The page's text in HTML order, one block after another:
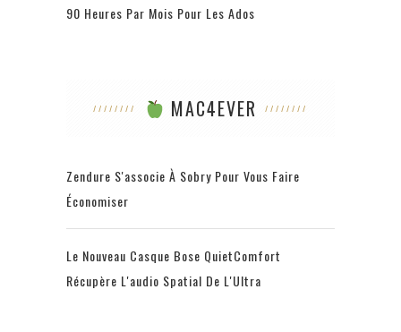
90 Heures Par Mois Pour Les Ados
MAC4EVER
Zendure S'associe À Sobry Pour Vous Faire
Économiser
Le Nouveau Casque Bose QuietComfort
Récupère L'audio Spatial De L'Ultra